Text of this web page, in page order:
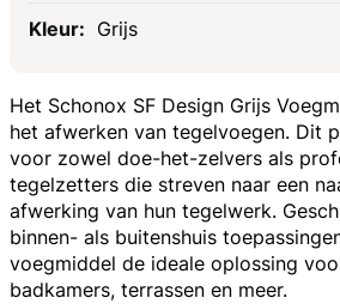
Grijs
Het Schonox SF Design Grijs
het afwerken van tegelvoegen. Dit
voor zowel doe-het-zelvers als
tegelzetters die streven naar een
afwerking van hun tegelwerk.
binnen- als buitenshuis
voegmiddel de ideale oplossing
badkamers, terrassen en meer.